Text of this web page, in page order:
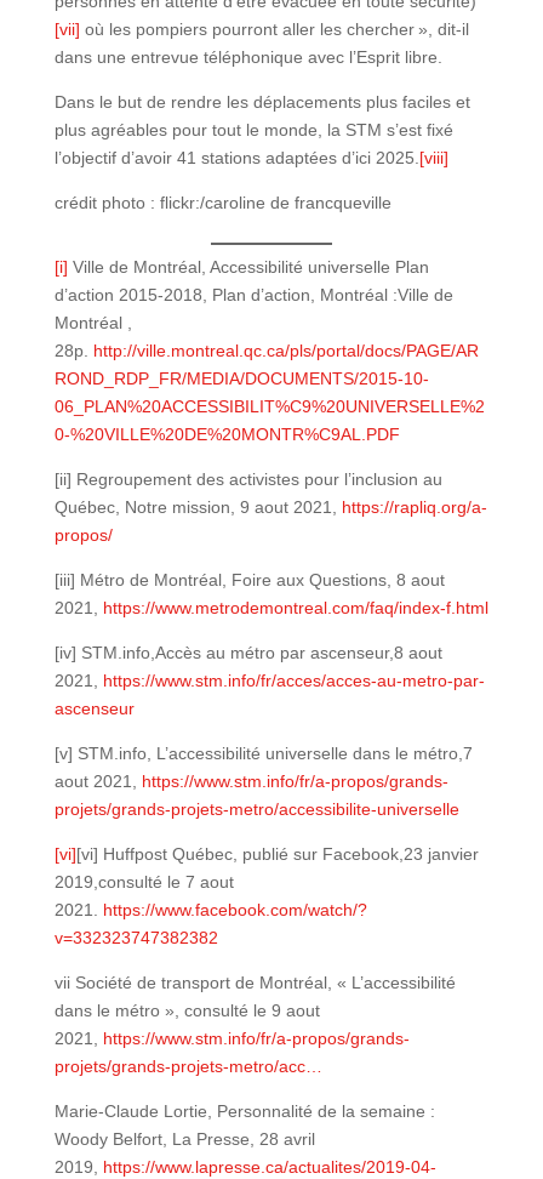
[vii] où les pompiers pourront aller les chercher », dit-il
dans une entrevue téléphonique avec l’Esprit libre.
Dans le but de rendre les déplacements plus faciles et
plus agréables pour tout le monde, la STM s’est fixé
l’objectif d’avoir 41 stations adaptées d’ici 2025. [viii]
crédit photo : flickr:/caroline de francqueville
[i] Ville de Montréal, Accessibilité universelle Plan
d’action 2015-2018, Plan d’action, Montréal :Ville de
Montréal ,
28p. http://ville.montreal.qc.ca/pls/portal/docs/PAGE/AR
ROND_RDP_FR/MEDIA/DOCUMENTS/2015-10-
06_PLAN%20ACCESSIBILIT%C9%20UNIVERSELLE%2
0-%20VILLE%20DE%20MONTR%C9AL.PDF
[ii] Regroupement des activistes pour l’inclusion au
Québec, Notre mission, 9 aout 2021, https://rapliq.org/a-
propos/
[iii] Métro de Montréal, Foire aux Questions, 8 aout
2021, https://www.metrodemontreal.com/faq/index-f.html
[iv] STM.info,Accès au métro par ascenseur,8 aout
2021, https://www.stm.info/fr/acces/acces-au-metro-par-
ascenseur
[v] STM.info, L’accessibilité universelle dans le métro,7
aout 2021, https://www.stm.info/fr/a-propos/grands-
projets/grands-projets-metro/accessibilite-universelle
[vi][vi] Huffpost Québec, publié sur Facebook,23 janvier
2019,consulté le 7 aout
2021. https://www.facebook.com/watch/?
v=332323747382382
vii Société de transport de Montréal, « L’accessibilité
dans le métro », consulté le 9 aout
2021, https://www.stm.info/fr/a-propos/grands-
projets/grands-projets-metro/acc…
Marie-Claude Lortie, Personnalité de la semaine :
Woody Belfort, La Presse, 28 avril
2019, https://www.lapresse.ca/actualites/2019-04-